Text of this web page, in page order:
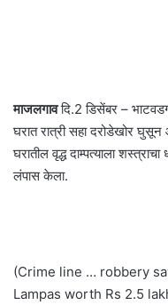
माजलगावदि.2 डिसेंबर –
घरात रात्री सहा दरोडेखोर
घरातील वृद्ध दाम्पत्याला
लंपास केला.
(Crime line … robbery
Lampas worth Rs 2.5